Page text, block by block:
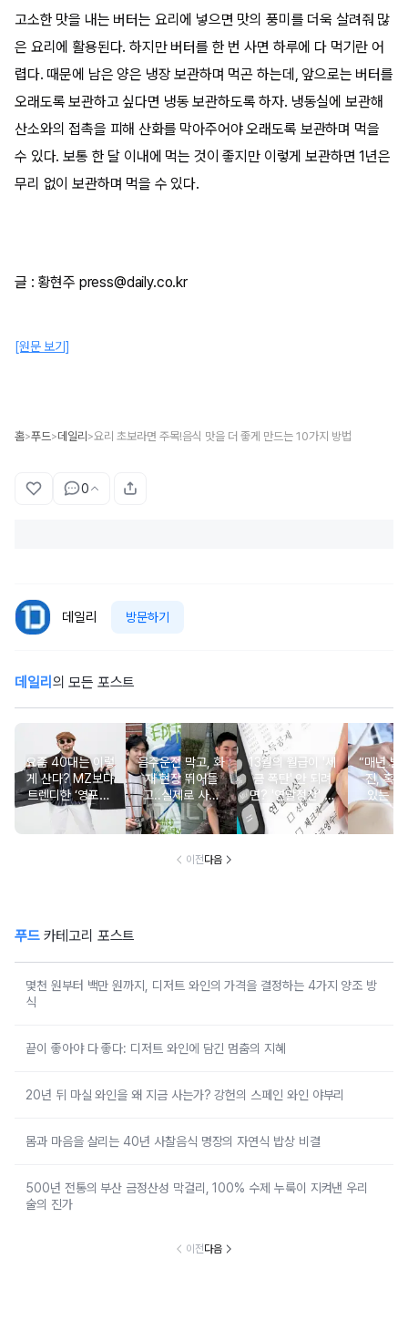
고소한 맛을 내는 버터는 요리에 넣으면 맛의 풍미를 더욱 살려줘 많
은 요리에 활용된다. 하지만 버터를 한 번 사면 하루에 다 먹기란 어
렵다. 때문에 남은 양은 냉장 보관하며 먹곤 하는데, 앞으로는 버터를
오래도록 보관하고 싶다면 냉동 보관하도록 하자. 냉동실에 보관해
산소와의 접촉을 피해 산화를 막아주어야 오래도록 보관하며 먹을
수 있다. 보통 한 달 이내에 먹는 것이 좋지만 이렇게 보관하면 1년은
무리 없이 보관하며 먹을 수 있다.
글 : 황현주 press@daily.co.kr
[원문 보기]
홈>푸드>데일리 >요리 초보라면 주목!음식 맛을 더 좋게 만드는 10가지 방법
0
데일리 방문하기
데일리 의 모든 포스트
요즘 40대는 이렇
게 산다? MZ보다
트렌디한 ‘영포티’
분석
음주운전 막고, 화
재 현장 뛰어들
고..실제로 사람
구한 연예인 10
13월의 월급이 '세
금 폭탄' 안 되려
면? '연말정산' 핵
심 꿀팁 A to Z
“매년 받
진, 혹시
있는 건
요?”
이전다음
푸드카테고리 포스트
몇천 원부터 백만 원까지, 디저트 와인의 가격을 결정하는 4가지 양조 방
식
끝이 좋아야 다 좋다: 디저트 와인에 담긴 멈춤의 지혜
20년 뒤 마실 와인을 왜 지금 사는가? 강헌의 스페인 와인 야부리
몸과 마음을 살리는 40년 사찰음식 명장의 자연식 밥상 비결
500년 전통의 부산 금정산성 막걸리, 100% 수제 누룩이 지켜낸 우리
술의 진가
이전다음